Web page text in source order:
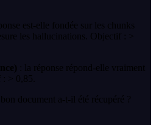
est-elle fondée sur les chunks
les hallucinations. Objectif : >
: la réponse répond-elle vraiment
> 0,85.
bon document a-t-il été récupéré ?